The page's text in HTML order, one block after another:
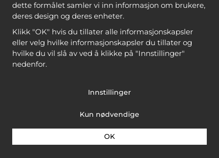
dette formålet samler vi inn informasjon om brukere,
deres design og deres enheter.
Klikk "OK" hvis du tillater alle informasjonskapsler
eller velg hvilke informasjonskapsler du tillater og
hvilke du vil slå av ved å klikke på "Innstillinger"
nedenfor.
Innstillinger
Kun nødvendige
OK